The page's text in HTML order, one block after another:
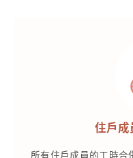
住戶成
所有住戶成員的工時